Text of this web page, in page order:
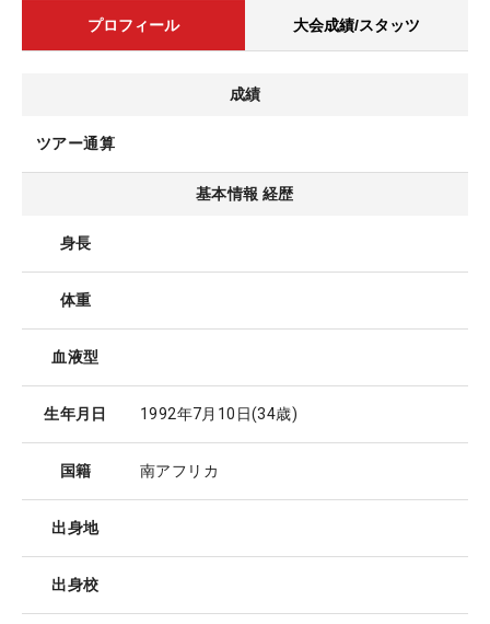
プロフィール 大会成績/スタッツ
成績
ツアー通算
基本情報 経歴
身長
体重
血液型
生年月日 1992年7月10日(34歳)
国籍 南アフリカ
出身地
出身校